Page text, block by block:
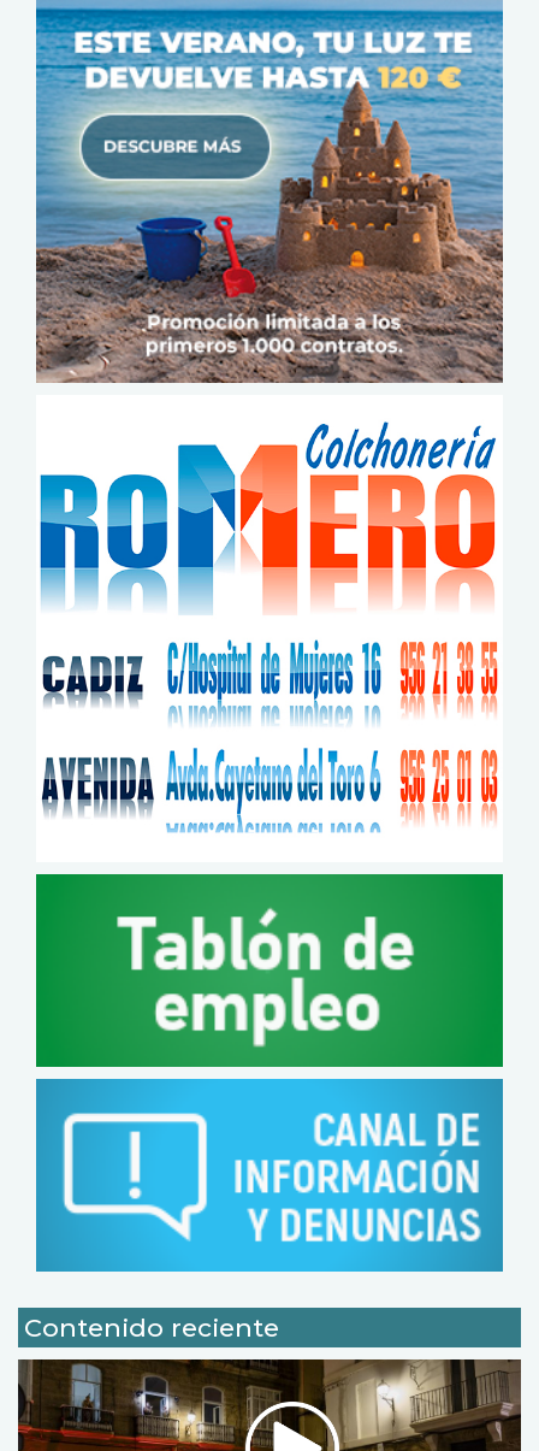
Contenido reciente